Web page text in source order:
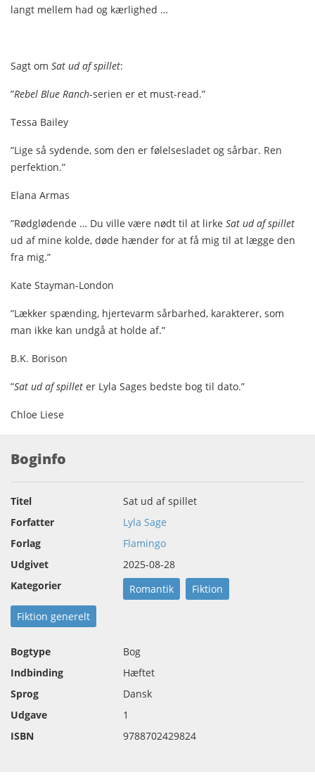
langt mellem had og kærlighed …
Sagt om Sat ud af spillet:
”Rebel Blue Ranch-serien er et must-read.”
Tessa Bailey
”Lige så sydende, som den er følelsesladet og sårbar. Ren
perfektion.”
Elana Armas
”Rødglødende … Du ville være nødt til at lirke Sat ud af spillet
ud af mine kolde, døde hænder for at få mig til at lægge den
fra mig.”
Kate Stayman-London
”Lækker spænding, hjertevarm sårbarhed, karakterer, som
man ikke kan undgå at holde af.”
B.K. Borison
”Sat ud af spillet er Lyla Sages bedste bog til dato.”
Chloe Liese
Boginfo
Titel
Sat ud af spillet
Forfatter
Lyla Sage
Forlag
Flamingo
Udgivet
2025-08-28
Kategorier
Romantik Fiktion
Fiktion generelt
Bogtype
Bog
Indbinding
Hæftet
Sprog
Dansk
Udgave
1
ISBN
9788702429824